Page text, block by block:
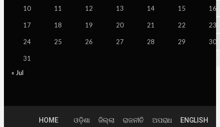
10 11 12 13 14 15 16
17 18 19 20 21 22 23
24 25 26 27 28 29 30
31
« Jul
HOME ଓଡ଼ିଶା ଜିଲ୍ଲା ରାଜନୀତି ଅପରାଧ ENGLISH